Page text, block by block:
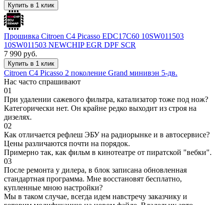
Купить в 1 клик
Прошивка Citroen C4 Picasso EDC17C60 10SW011503
10SW011503 NEWCHIP EGR DPF SCR
7 990 руб.
Купить в 1 клик
Citroen C4 Picasso 2 поколение Grand минивэн 5-дв.
Нас часто спрашивают
01
При удалении сажевого фильтра, катализатор тоже под нож?
Категорически нет. Он крайне редко выходит из строя на
дизелях.
02
Как отличается рефлеш ЭБУ на радиорынке и в автосервисе?
Цены различаются почти на порядок.
Примерно так, как фильм в кинотеатре от пиратской "вебки".
03
После ремонта у дилера, в блок записана обновленная
стандартная программа. Мне восстановят бесплатно,
купленные мною настройки?
Мы в таком случае, всегда идем навстречу заказчику и